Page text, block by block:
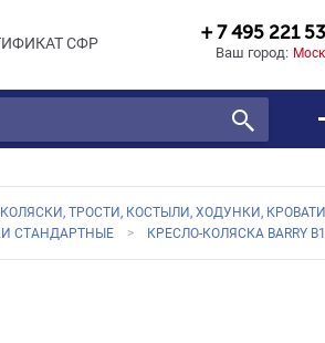
СФР
+ 7 495 221
Ваш город:
ТРОСТИ, КОСТЫЛИ, ХОДУНКИ, КРОВАТИ
СТАНДАРТНЫЕ КРЕСЛО-КОЛЯСКА BARRY B1